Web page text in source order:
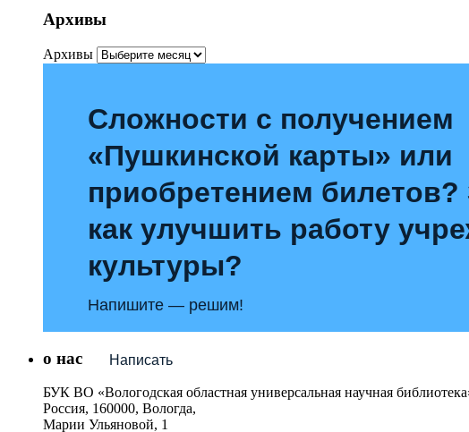
Архивы
Архивы
Сложности с получением
«Пушкинской карты» или
приобретением билетов?
как улучшить работу
культуры?
Напишите — решим!
Написать
о нас
БУК ВО «Вологодская областная универсальная научная
Россия, 160000, Вологда,
Марии Ульяновой, 1